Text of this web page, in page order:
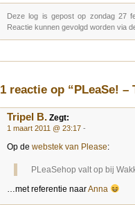
Deze log is gepost op zondag 27
Reactie kunnen gevolgd worden via
1 reactie op “PLeaSe! –
Tripel B. Zegt:
1 maart 2011 @ 23:17 -
Op de webstek van Please:
PLeaSehop valt op bij
…met referentie naarAnna